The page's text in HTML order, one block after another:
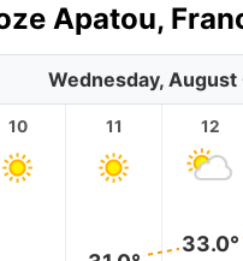
Apatou,
Wednesday,
10 11 12
33.0°